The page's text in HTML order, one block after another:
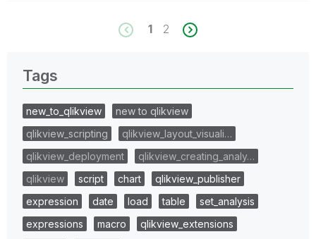
1 2
Tags
new_to_qlikview
new to qlikview
qlikview_scripting
qlikview_layout_visuali…
qlikview_deployment
qlikview_creating_analy…
qlikview
script chart
qlikview_publisher
expression
date load table
set_analysis
expressions
macro
qlikview_extensions